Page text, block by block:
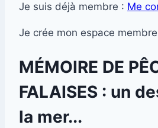
Je suis déjà membre : Me
Je crée mon espace
MÉMOIRE DE
FALAISES : un
la mer...